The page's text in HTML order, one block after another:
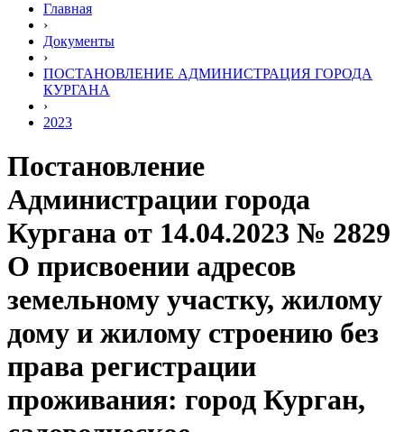
Главная
›
Документы
›
ПОСТАНОВЛЕНИЕ АДМИНИСТРАЦИЯ ГОРОДА
КУРГАНА
›
2023
Постановление
Администрации города
Кургана от 14.04.2023 № 2829
О присвоении адресов
земельному участку, жилому
дому и жилому строению без
права регистрации
проживания: город Курган,